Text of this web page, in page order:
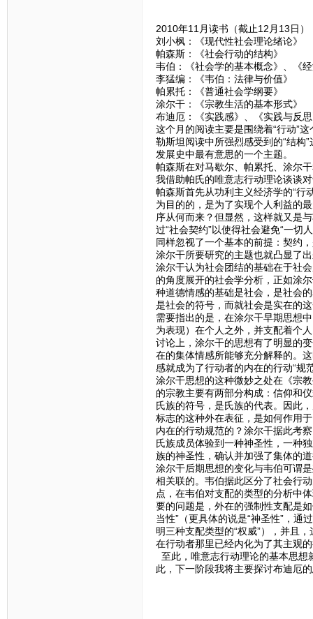
2010年11月读书（截止12月13日）
刘小枫：《现代性社会理论绪论》
帕森斯：《社会行动的结构》
韦伯：《社会学的基本概念》、《
李猛编：《韦伯：法律与价值》
帕累托：《普通社会学纲要》
涂尔干：《宗教生活的基本形式》
布迪厄：《实践感》、《实践与反
这个月的阅读主要是围绕着“行动”
勒斯坦阅读中所强烈感受到的“结构
发展史中最有意思的一个主题。
帕森斯在对马歇尔、帕累托、涂尔
我借助帕氏的唯意志行动理论谈谈
帕森斯首先从功利主义经济学的“行
为目的的，是为了实现个人利益的
序从何而来？但显然，这样就又是
过“社会契约”以使得社会避免“一切
同样忽视了一个基本的前提：契约
涂尔干所要研究的主题也就凸显了
涂尔干认为社会团结的基础在于社
的角度展开的社会学分析，正如涂
种道德情感的基础是社会，是社会
是社会的符号，而就社会是实在的
需要指出的是，在涂尔干早期思想
为表现）在个人之外，并支配着个
讨论上，涂尔干的思想有了明显的
在的集体情感所能够充分解释的。
感就成为了行动者的内在的行动“规
涂尔干思想的这种微妙之处在《宗
的宗教主要有两部分构成：信仰和
氏族的符号，是氏族的代表。因此
标志的这种外在表征，是如何作用
内在的行动规范的？涂尔干据此考
氏族成员体验到一种神圣性，一种
族的神圣性，确认并加强了集体的
涂尔干后期思想的变化与韦伯可谓
相关联的。韦伯据此区分了社会行
点，在韦伯对支配的类型的分析中
要的问题是，外在的强制性支配是
当性”（更具体的说是“神圣性”，通
明三种支配类型的“权威”），并且
在行动者那里已经内化为了其主观
至此，唯意志行动理论的基本思
此，下一阶段我将主要探讨布迪厄